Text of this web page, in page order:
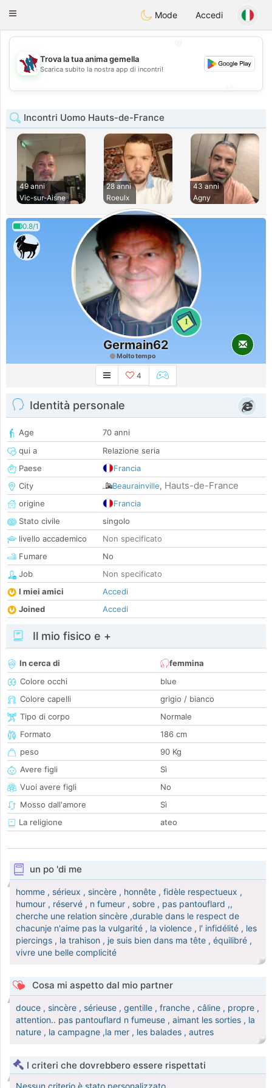
Taimerais
Toggle
Mode Accedi
💖
💕
Trova la tua anima gemella
Scarica subito la nostra app di incontri!
Incontri Uomo Hauts-de-France
49 anni
Vic-sur-Aisne
28 anni
Roeulx
43 anni
Agny
0.8/1
1
Germain62
Molto tempo
4
Identità personale
Age
70 anni
qui a
Relazione seria
Paese
Francia
City
Beaurainville, Hauts-de-France
origine
Francia
Stato civile
singolo
livello accademico
Non specificato
Fumare
No
Job
Non specificato
I miei amici
Accedi
Joined
Accedi
Il mio fisico e +
In cerca di
femmina
Colore occhi
blue
Colore capelli
grigio / bianco
Tipo di corpo
Normale
Formato
186 cm
peso
90 Kg
Avere figli
Sì
Vuoi avere figli
No
Mosso dall'amore
Sì
La religione
ateo
un po 'di me
homme , sérieux , sincère , honnête , fidèle respectueux ,
humour , réservé , n fumeur , sobre , pas pantouflard ,,
cherche une relation sincère ,durable dans le respect de
chacunje n'aime pas la vulgarité , la violence , l' infidélité , les
piercings , la trahison , je suis bien dans ma tête , équilibré ,
vivre une belle complicité
Cosa mi aspetto dal mio partner
douce , sincère , sérieuse , gentille , franche , câline , propre ,
attention.. pas pantouflard n fumeuse , aimant les sorties , la
nature , la campagne ,la mer , les balades , autres
I criteri che dovrebbero essere rispettati